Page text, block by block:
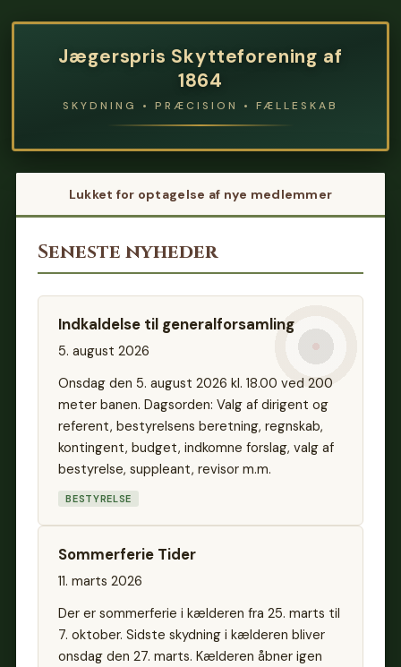
Jægerspris Skytteforening af
1864
SKYDNING • PRÆCISION • FÆLLESKAB
Lukket for optagelse af nye medlemmer
Seneste nyheder
Indkaldelse til generalforsamling
5. august 2026
Onsdag den 5. august 2026 kl. 18.00 ved 200
meter banen. Dagsorden: Valg af dirigent og
referent, bestyrelsens beretning, regnskab,
kontingent, budget, indkomne forslag, valg af
bestyrelse, suppleant, revisor m.m.
BESTYRELSE
Sommerferie Tider
11. marts 2026
Der er sommerferie i kælderen fra 25. marts til
7. oktober. Sidste skydning i kælderen bliver
onsdag den 27. marts. Kælderen åbner igen